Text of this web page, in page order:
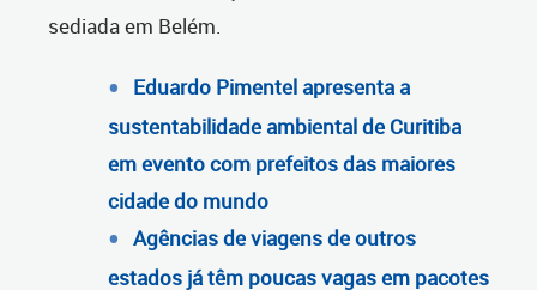
sediada em Belém.
Eduardo Pimentel apresenta a
sustentabilidade ambiental de Curitiba
em evento com prefeitos das maiores
cidade do mundo
Agências de viagens de outros
estados já têm poucas vagas em pacotes